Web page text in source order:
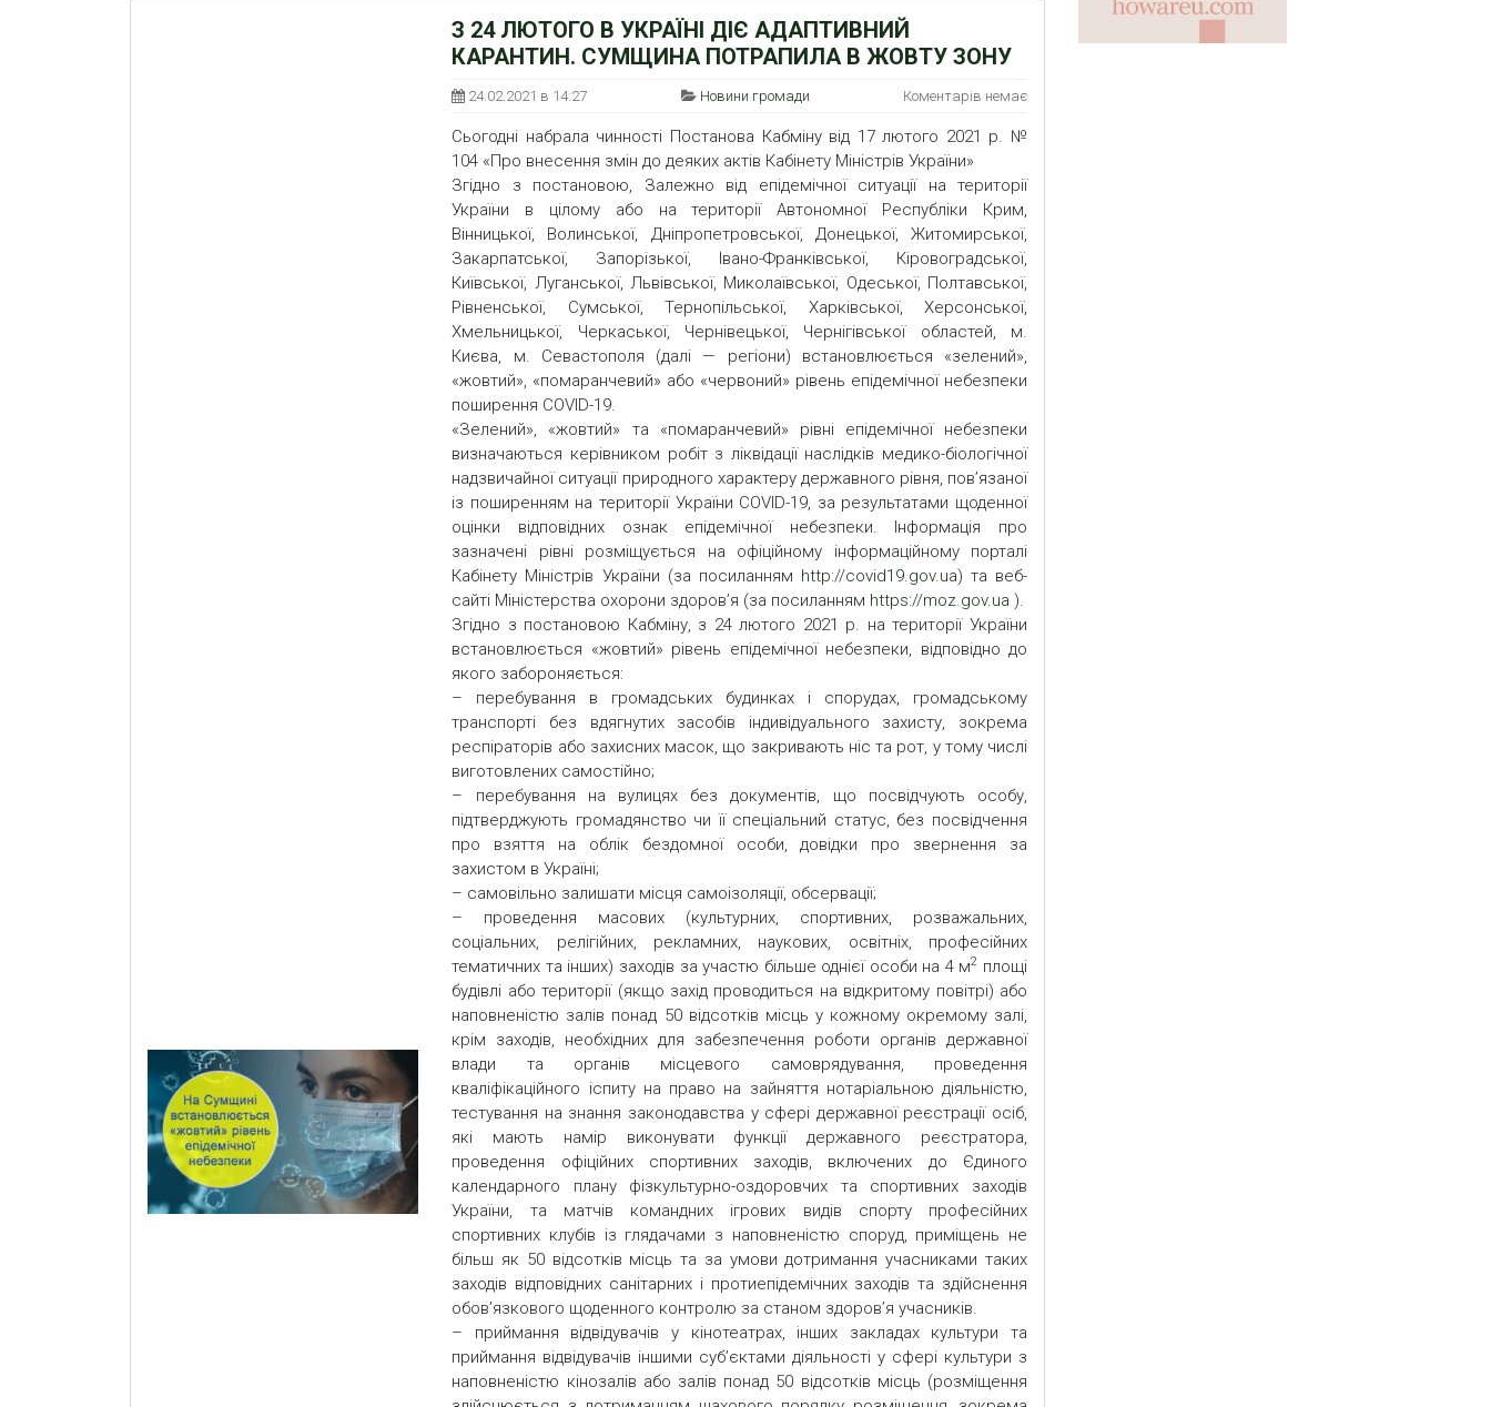
З 24 ЛЮТОГО В УКРАЇНІ ДІЄ АДАПТИВНИЙ
КАРАНТИН. СУМЩИНА ПОТРАПИЛА В ЖОВТУ ЗОНУ
24.02.2021 в 14:27 Новини громади Коментарів немає
Сьогодні набрала чинності Постанова Кабміну від 17 лютого 2021 р. №
104 «Про внесення змін до деяких актів Кабінету Міністрів України»
Згідно з постановою, Залежно від епідемічної ситуації на території
України в цілому або на території Автономної Республіки Крим,
Вінницької, Волинської, Дніпропетровської, Донецької, Житомирської,
Закарпатської, Запорізької, Івано-Франківської, Кіровоградської,
Київської, Луганської, Львівської, Миколаївської, Одеської, Полтавської,
Рівненської, Сумської, Тернопільської, Харківської, Херсонської,
Хмельницької, Черкаської, Чернівецької, Чернігівської областей, м.
Києва, м. Севастополя (далі — регіони) встановлюється «зелений»,
«жовтий», «помаранчевий» або «червоний» рівень епідемічної небезпеки
поширення COVID-19.
«Зелений», «жовтий» та «помаранчевий» рівні епідемічної небезпеки
визначаються керівником робіт з ліквідації наслідків медико-біологічної
надзвичайної ситуації природного характеру державного рівня, пов’язаної
із поширенням на території України COVID-19, за результатами щоденної
оцінки відповідних ознак епідемічної небезпеки. Інформація про
зазначені рівні розміщується на офіційному інформаційному порталі
Кабінету Міністрів України (за посиланням http://covid19.gov.ua) та веб-
сайті Міністерства охорони здоров’я (за посиланням https://moz.gov.ua ).
Згідно з постановою Кабміну, з 24 лютого 2021 р. на території України
встановлюється «жовтий» рівень епідемічної небезпеки, відповідно до
якого забороняється:
– перебування в громадських будинках і спорудах, громадському
транспорті без вдягнутих засобів індивідуального захисту, зокрема
респіраторів або захисних масок, що закривають ніс та рот, у тому числі
виготовлених самостійно;
– перебування на вулицях без документів, що посвідчують особу,
підтверджують громадянство чи її спеціальний статус, без посвідчення
про взяття на облік бездомної особи, довідки про звернення за
захистом в Україні;
– самовільно залишати місця самоізоляції, обсервації;
– проведення масових (культурних, спортивних, розважальних,
соціальних, релігійних, рекламних, наукових, освітніх, професійних
тематичних та інших) заходів за участю більше однієї особи на 4 м2 площі
будівлі або території (якщо захід проводиться на відкритому повітрі) або
наповненістю залів понад 50 відсотків місць у кожному окремому залі,
крім заходів, необхідних для забезпечення роботи органів державної
влади та органів місцевого самоврядування, проведення
кваліфікаційного іспиту на право на зайняття нотаріальною діяльністю,
тестування на знання законодавства у сфері державної реєстрації осіб,
які мають намір виконувати функції державного реєстратора,
проведення офіційних спортивних заходів, включених до Єдиного
календарного плану фізкультурно-оздоровчих та спортивних заходів
України, та матчів командних ігрових видів спорту професійних
спортивних клубів із глядачами з наповненістю споруд, приміщень не
більш як 50 відсотків місць та за умови дотримання учасниками таких
заходів відповідних санітарних і протиепідемічних заходів та здійснення
обов’язкового щоденного контролю за станом здоров’я учасників.
– приймання відвідувачів у кінотеатрах, інших закладах культури та
приймання відвідувачів іншими суб’єктами діяльності у сфері культури з
наповненістю кінозалів або залів понад 50 відсотків місць (розміщення